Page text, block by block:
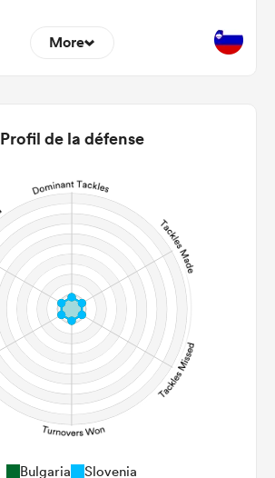
More
22m Conversion
Carries
Kicks
Post Contact Meters
Profil de la défense
Bulgaria Slovenia